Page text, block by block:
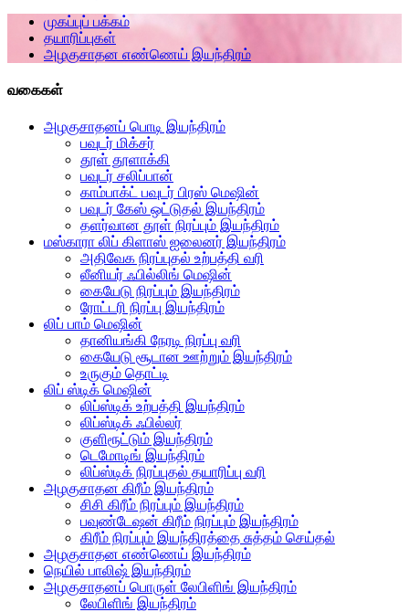
முகப்புப் பக்கம்
தயாரிப்புகள்
அழகுசாதன எண்ணெய் இயந்திரம்
வகைகள்
அழகுசாதனப் பொடி இயந்திரம்
பவுடர் மிக்சர்
தூள் தூளாக்கி
பவுடர் சலிப்பான்
காம்பாக்ட் பவுடர் பிரஸ் மெஷின்
பவுடர் கேஸ் ஒட்டுதல் இயந்திரம்
தளர்வான தூள் நிரப்பும் இயந்திரம்
மஸ்காரா லிப் கிளாஸ் ஐலைனர் இயந்திரம்
அதிவேக நிரப்புதல் உற்பத்தி வரி
லீனியர் ஃபில்லிங் மெஷின்
கையேடு நிரப்பும் இயந்திரம்
ரோட்டரி நிரப்பு இயந்திரம்
லிப் பாம் மெஷின்
தானியங்கி நேரடி நிரப்பு வரி
கையேடு சூடான ஊற்றும் இயந்திரம்
உருகும் தொட்டி
லிப் ஸ்டிக் மெஷின்
லிப்ஸ்டிக் உற்பத்தி இயந்திரம்
லிப்ஸ்டிக் ஃபில்லர்
குளிரூட்டும் இயந்திரம்
டெமோடிங் இயந்திரம்
லிப்ஸ்டிக் நிரப்புதல் தயாரிப்பு வரி
அழகுசாதன கிரீம் இயந்திரம்
சிசி கிரீம் நிரப்பும் இயந்திரம்
பவுண்டேஷன் கிரீம் நிரப்பும் இயந்திரம்
கிரீம் நிரப்பும் இயந்திரத்தை சுத்தம் செய்தல்
அழகுசாதன எண்ணெய் இயந்திரம்
நெயில் பாலிஷ் இயந்திரம்
அழகுசாதனப் பொருள் லேபிளிங் இயந்திரம்
லேபிளிங் இயந்திரம்